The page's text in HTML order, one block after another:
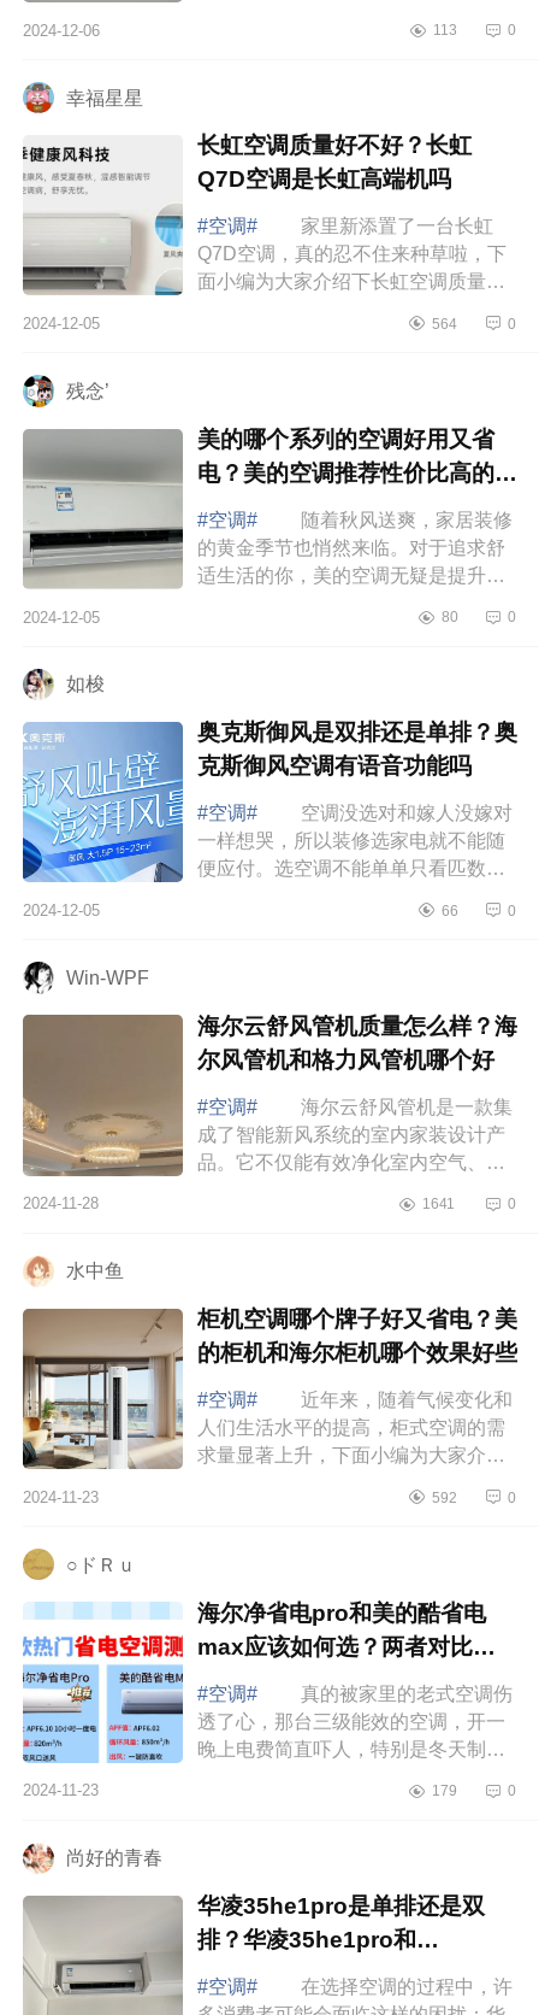
得买？tcl空调质量差吗 tcl空调值
2024-12-06 113 0
幸福星星
长虹空调质量好不好？长虹
Q7D空调是长虹高端机吗
#空调#
家里新添置了一台长虹
Q7D空调，真的忍不住来种草啦，下
面小编为大家介绍下长虹空调质量好
吗 长虹空调质量好不好 长虹
2024-12-05 564 0
残念’
美的哪个系列的空调好用又省
电？美的空调推荐性价比高的有
哪些
#空调#
随着秋风送爽，家居装修
的黄金季节也悄然来临。对于追求舒
适生活的你，美的空调无疑是提升家
介绍下美的哪个系列的空调好用又省
2024-12-05 80 0
如梭
奥克斯御风是双排还是单排？奥
克斯御风空调有语音功能吗
#空调#
空调没选对和嫁人没嫁对
一样想哭，所以装修选家电就不能随
便应付。选空调不能单单只看匹数，
大家介绍下奥克斯御风是双排还是单
2024-12-05 66 0
Win-WPF
海尔云舒风管机质量怎么样？海
尔风管机和格力风管机哪个好
#空调#
海尔云舒风管机是一款集
成了智能新风系统的室内家装设计产
品。它不仅能有效净化室内空气、通
节，满足您对室内空气质量的高要
2024-11-28 1641 0
水中鱼
柜机空调哪个牌子好又省电？美
的柜机和海尔柜机哪个效果好些
#空调#
近年来，随着气候变化和
人们生活水平的提高，柜式空调的需
求量显著上升，下面小编为大家介绍
柜机和海尔柜机哪个效果好些 柜
2024-11-23 592 0
○ドＲｕ
海尔净省电pro和美的酷省电
max应该如何选？两者对比哪
款好
#空调#
真的被家里的老式空调伤
透了心，那台三级能效的空调，开一
晚上电费简直吓人，特别是冬天制热
有了被这老式空调“背刺”的经历，我...
2024-11-23 179 0
尚好的青春
华凌35he1pro是单排还是双
排？华凌35he1pro和
n8he1pro区别
#空调#
在选择空调的过程中，许